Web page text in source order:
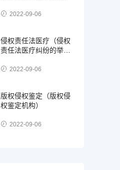
2022-09-06
侵权责任法医疗（侵权
责任法医疗纠纷的举
2022-09-06
版权侵权鉴定（版权侵
权鉴定机构）
2022-09-06